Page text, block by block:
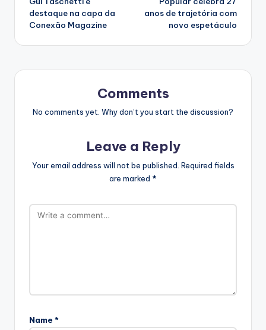
destaque na capa da
Conexão Magazine
anos de trajetória com
novo espetáculo
Comments
No comments yet. Why don’t you start the discussion?
Leave a Reply
Your email address will not be published. Required fields
are marked *
Name *